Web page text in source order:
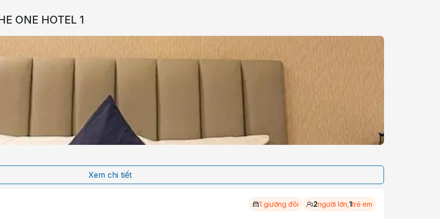
ONE HOTEL 1
Xem chi tiết
1 giường đôi 2người lớn, 1trẻ em